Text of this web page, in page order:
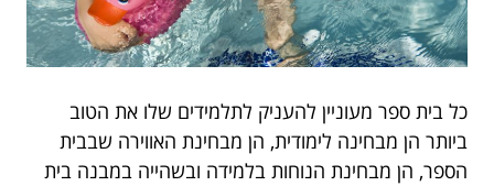
כל בית ספר מעוניין להעניק לתלמידים שלו את הטוב
ביותר הן מבחינה לימודית, הן מבחינת האווירה שבבית
הספר, הן מבחינת הנוחות בלמידה ובשהייה במבנה בית